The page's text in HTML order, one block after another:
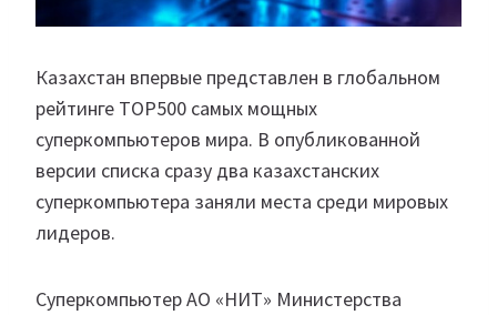
Казахстан впервые представлен в глобальном
рейтинге TOP500 самых мощных
суперкомпьютеров мира. В опубликованной
версии списка сразу два казахстанских
суперкомпьютера заняли места среди мировых
лидеров.
Суперкомпьютер АО «НИТ» Министерства